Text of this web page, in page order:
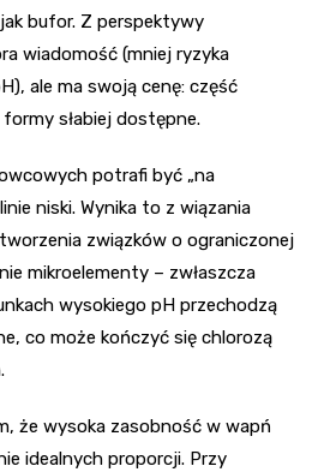
bufor. Z perspektywy
wiadomość (mniej ryzyka
ale ma swoją cenę: część
słabiej dostępne.
potrafi być „na
niski. Wynika to z wiązania
związków o ograniczonej
mikroelementy – zwłaszcza
wysokiego pH przechodzą
co może kończyć się chlorozą
że wysoka zasobność w wapń
idealnych proporcji. Przy